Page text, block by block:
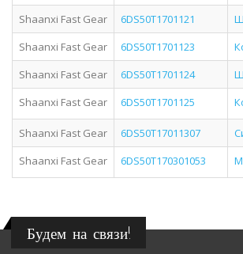
Shaanxi Fast Gear
6DS50T1701121
Shaanxi Fast Gear
6DS50T1701123
Shaanxi Fast Gear
6DS50T1701124
Shaanxi Fast Gear
6DS50T1701125
Shaanxi Fast Gear 6DS50T17011307
Shaanxi Fast Gear
6DS50T170301053
Будем на связи!